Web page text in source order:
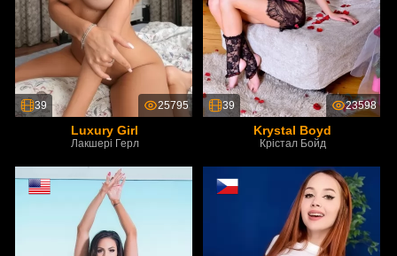
39 25795
Luxury Girl
Лакшері Герл
39 23598
Krystal Boyd
Крістал Бойд